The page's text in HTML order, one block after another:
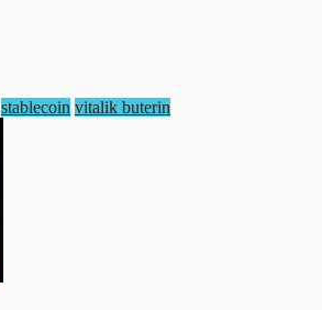
stablecoin vitalik buterin